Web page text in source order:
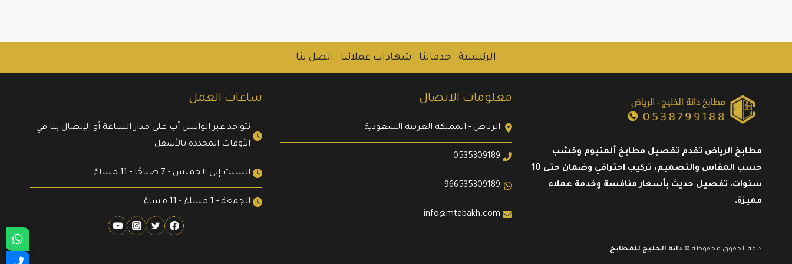
الصفحة
الرئيسية خدماتنا شهادات عملائنا اتصل بنا
مطابخ الرياض تقدم تفصيل مطابخ ألمنيوم وخشب
حسب المقاس والتصميم، تركيب احترافي وضمان حتى 10
سنوات. تفصيل حديث بأسعار منافسة وخدمة عملاء
مميزة.
معلومات الاتصال
الرياض - المملكة العربية السعودية
0535309189
966535309189
info@mtabakh.com
ساعات العمل
نتواجد عبر الواتس آب على مدار الساعة أو الإتصال بنا في
الأوقات المحددة بالأسفل
السبت إلى الخميس - 7 صباحًا - 11 مساءً
الجمعة - 1 مساءً - 11 مساءً
كافة الحقوق محفوظة © دانة الخليج للمطابخ